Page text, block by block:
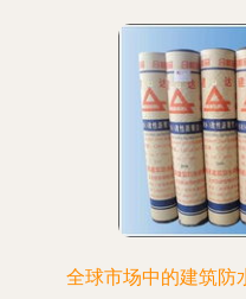
全球市场中的建筑防